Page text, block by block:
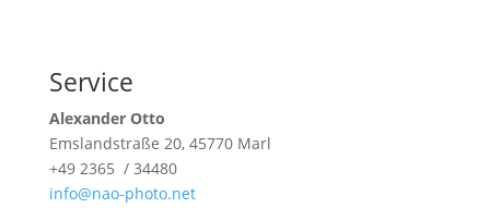
Service
Alexander Otto
Emslandstraße 20, 45770 Marl
+49 2365 / 34480
info@nao-photo.net